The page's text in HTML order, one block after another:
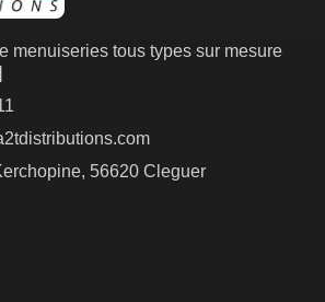
menuiseries tous types sur mesure
56620 Cleguer